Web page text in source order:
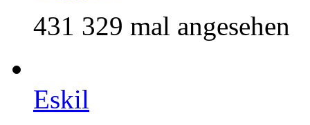
431 329 mal angesehen
Eskil